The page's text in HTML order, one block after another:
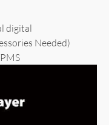
digital
Needed)